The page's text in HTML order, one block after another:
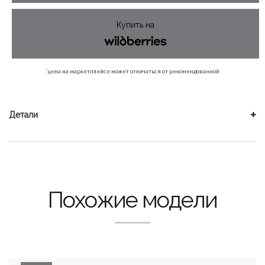
825 ₽.
Купить на
*цена на маркетплейсе может отличаться от рекомендованной
Детали
Похожие модели